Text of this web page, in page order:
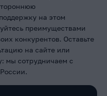
на этом
преимуществами
конкурентов. Оставьте
на сайте или
мы сотрудничаем с